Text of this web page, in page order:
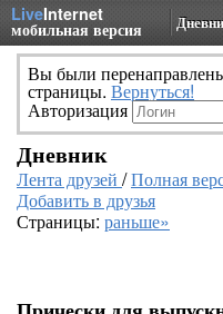
LiveInternet
мобильная версия
Вы были
страницы. Вернуться!
Авторизация
Дневник
Лента друзей /Полная
Добавить в друзья
Страницы: раньше»